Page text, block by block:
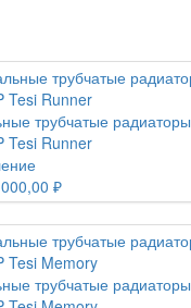
трубчатые радиаторы
Tesi Runner
₽
трубчатые радиаторы